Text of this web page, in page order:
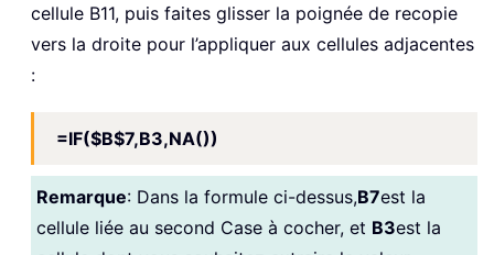
cellule B11, puis faites glisser la poignée de recopie
vers la droite pour l’appliquer aux cellules adjacentes
:
=IF($B$7,B3,NA())
Remarque: Dans la formule ci-dessus,B7est la
cellule liée au second Case à cocher, et B3est la